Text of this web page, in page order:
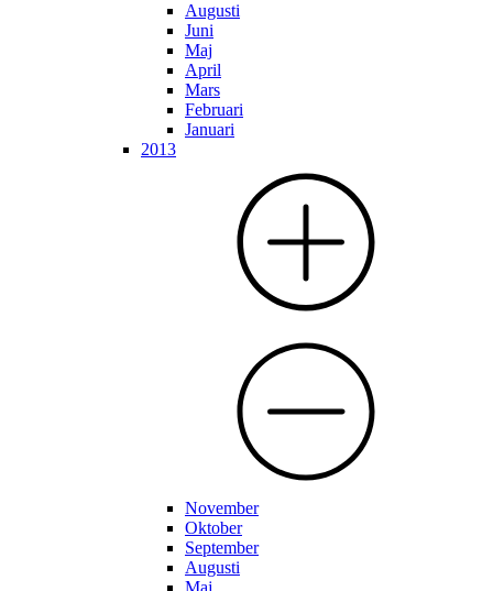
Augusti
Juni
Maj
April
Mars
Februari
Januari
2013
November
Oktober
September
Augusti
Maj